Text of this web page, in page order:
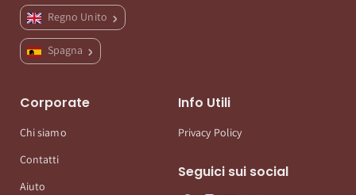
Regno Unito
Spagna
Corporate
Chi siamo
Contatti
Aiuto
Info Utili
Privacy Policy
Seguici sui social